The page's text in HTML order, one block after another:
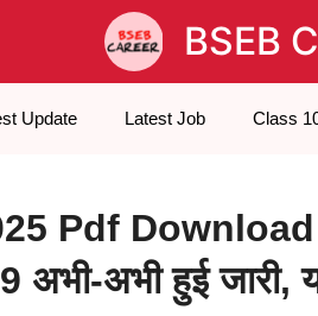
BSEB
Update Latest Job Class
Pdf
अभी-अभी हुई जारी,